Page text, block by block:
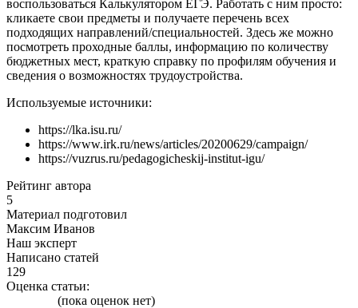
воспользоваться Калькулятором ЕГЭ. Работать с ним просто:
кликаете свои предметы и получаете перечень всех
подходящих направлений/специальностей. Здесь же можно
посмотреть проходные баллы, информацию по количеству
бюджетных мест, краткую справку по профилям обучения и
сведения о возможностях трудоустройства.
Используемые источники:
https://lka.isu.ru/
https://www.irk.ru/news/articles/20200629/campaign/
https://vuzrus.ru/pedagogicheskij-institut-igu/
Рейтинг автора
5
Материал подготовил
Максим Иванов
Наш эксперт
Написано статей
129
Оценка статьи:
(пока оценок нет)